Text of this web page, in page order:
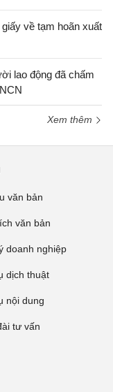
về tạm hoãn xuất
lao động đã chấm
Xem thêm
văn bản
văn bản
doanh nghiệp
dịch thuật
nội dung
tư vấn